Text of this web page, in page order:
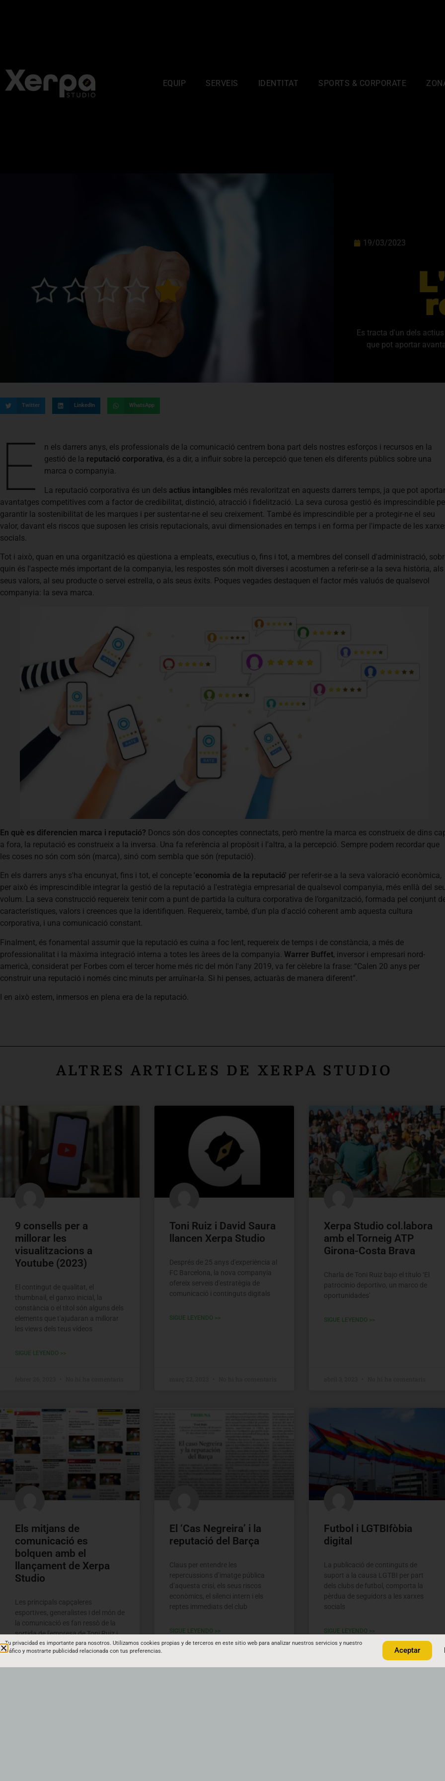
EQUIP SERVEIS IDENTITAT SPORTS & CORPORATE
19/03/2023
Es tracta d'un dels
que pot aportar
Twitter LinkedIn WhatsApp
E
n els darrers anys, els professionals de la comunicació centrem bona part dels nostres esforços i recursos en la
gestió de la reputació corporativa, és a dir, a influir sobre la percepció que tenen els diferents públics sobre una
marca o companyia.
La reputació corporativa és un dels actius intangibles més revaloritzat en aquests darrers temps, ja que pot
avantatges competitives com a factor de credibilitat, distinció, atracció i fidelització. La seva curosa gestió és imprescindible
garantir la sostenibilitat de les marques i per sustentar-ne el seu creixement. També és imprescindible per a protegir-ne el seu
valor, davant els riscos que suposen les crisis reputacionals, avui dimensionades en temps i en forma per l'impacte de les
socials.
Tot i això, quan en una organització es qüestiona a empleats, executius o, fins i tot, a membres del consell d'administració,
quin és l'aspecte més important de la companyia, les respostes són molt diverses i acostumen a referir-se a la seva història, als
seus valors, al seu producte o servei estrella, o als seus èxits. Poques vegades destaquen el factor més valuós de qualsevol
companyia: la seva marca.
En què es diferencien marca i reputació? Doncs són dos conceptes connectats, però mentre la marca es construeix de dins
a fora, la reputació es construeix a la inversa. Una fa referència al propòsit i l'altra, a la percepció. Sempre podem recordar que
les coses no són com són (marca), sinó com sembla que són (reputació).
En els darrers anys s'ha encunyat, fins i tot, el concepte 'economia de la reputació' per referir-se a la seva valoració econòmica,
per això és imprescindible integrar la gestió de la reputació a l'estratègia empresarial de qualsevol companyia, més enllà del
volum. La seva construcció requereix tenir com a punt de partida la cultura corporativa de l’organització, formada pel conjunt
característiques, valors i creences que la identifiquen. Requereix, també, d’un pla d'acció coherent amb aquesta cultura
corporativa, i una comunicació constant.
Finalment, és fonamental assumir que la reputació es cuina a foc lent, requereix de temps i de constància, a més de
professionalitat i la màxima integració interna a totes les àrees de la companyia. Warrer Buffet, inversor i empresari nord-
americà, considerat per Forbes com el tercer home més ric del món l'any 2019, va fer cèlebre la frase: “Calen 20 anys per
construir una reputació i només cinc minuts per arruïnar-la. Si hi penses, actuaràs de manera diferent”.
I en això estem, inmersos en plena era de la reputació.
ALTRES ARTICLES DE XERPA STUDIO
9 consells per a
millorar les
visualitzacions a
Youtube (2023)
El contingut de qualitat, el
thumbnail, el ganxo inicial, la
constància o el títol són alguns dels
elements que t'ajudaran a millorar
les views dels teus vídeos
SIGUE LEYENDO >>
Toni Ruiz i David Saura
llancen Xerpa Studio
Després de 25 anys d'experiència al
FC Barcelona, la nova companyia
ofereix serveis d'estratègia de
comunicació i continguts digitals
SIGUE LEYENDO >>
Xerpa Studio col.labora
amb el Torneig ATP
Girona-Costa Brava
Charla de Toni Ruiz bajo el título ‘El
patrocinio deportivo, un marco de
oportunidades’
SIGUE LEYENDO >>
Els mitjans de
comunicació es
bolquen amb el
llançament de Xerpa
Studio
Les principals capçaleres
esportives, generalistes i del món de
la comunicació es fan ressò de la
sortida de l'empresa de Toni Ruiz i
David Saura
SIGUE LEYENDO >>
El ‘Cas Negreira’ i la
reputació del Barça
Claus per entendre les
repercussions d’imatge pública
d’aquesta crisi, els seus riscos
econòmics, el silenci intern i els
reptes immediats del club
SIGUE LEYENDO >>
Futbol i LGTBIfòbia
digital
La publicació de continguts de
suport a la causa LGTBI per part
dels clubs de futbol, comporta la
pèrdua de seguidors a les xarxes
socials
SIGUE LEYENDO >>
Tu privacidad es importante para nosotros. Utilizamos cookies propias y de terceros en este sitio web para analizar nuestros servicios y nuestro
tráfico y mostrarte publicidad relacionada con tus preferencias.
Aceptar